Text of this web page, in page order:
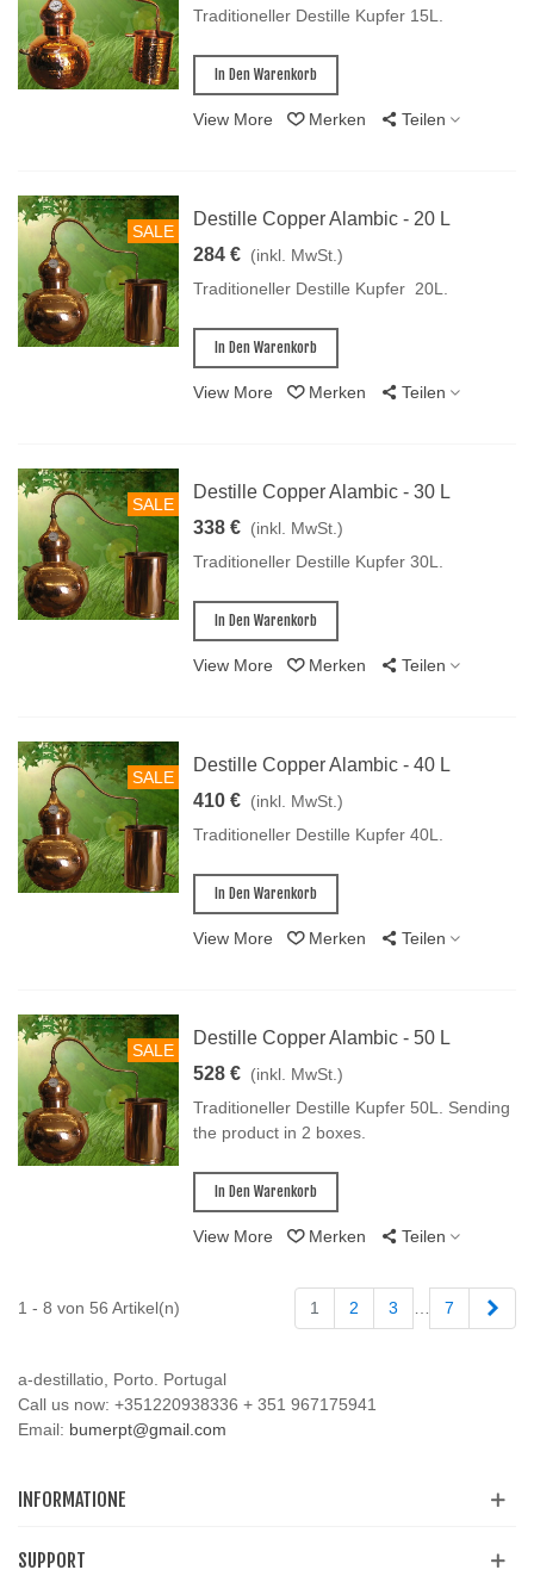
Traditioneller Destille Kupfer 15L.
In Den Warenkorb
View More Merken Teilen
SALE
Destille Copper Alambic - 20 L
284 € (inkl. MwSt.)
Traditioneller Destille Kupfer 20L.
In Den Warenkorb
View More Merken Teilen
SALE
Destille Copper Alambic - 30 L
338 € (inkl. MwSt.)
Traditioneller Destille Kupfer 30L.
In Den Warenkorb
View More Merken Teilen
SALE
Destille Copper Alambic - 40 L
410 € (inkl. MwSt.)
Traditioneller Destille Kupfer 40L.
In Den Warenkorb
View More Merken Teilen
SALE
Destille Copper Alambic - 50 L
528 € (inkl. MwSt.)
Traditioneller Destille Kupfer 50L. Sending
the product in 2 boxes.
In Den Warenkorb
View More Merken Teilen
1 - 8 von 56 Artikel(n) 1 2 3 … 7
a-destillatio, Porto. Portugal
Call us now: +351220938336 + 351 967175941
Email: bumerpt@gmail.com
INFORMATIONE
SUPPORT